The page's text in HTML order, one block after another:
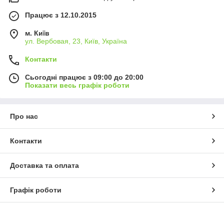
Працює з 12.10.2015
м. Київ
ул. Вербовая, 23, Київ, Україна
Контакти
Сьогодні працює з 09:00 до 20:00
Показати весь графік роботи
Про нас
Контакти
Доставка та оплата
Графік роботи